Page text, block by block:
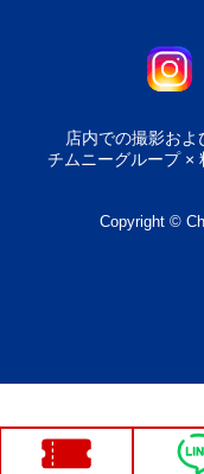
店内での撮影お
チムニーグループ ×
Copyright ©